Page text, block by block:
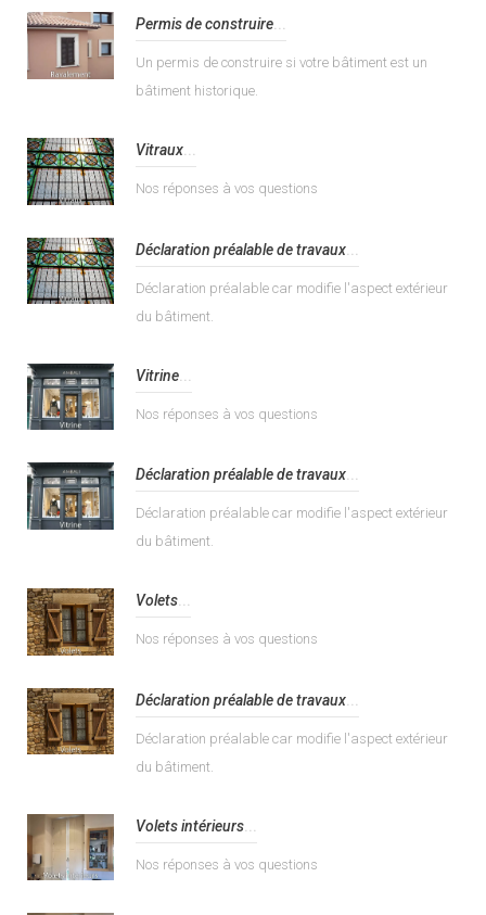
Permis de construire...
Un permis de construire si votre bâtiment est un
bâtiment historique.
Vitraux...
Nos réponses à vos questions
Déclaration préalable de travaux
Déclaration préalable car modifie l'aspect extérieur
du bâtiment.
Vitrine
Nos réponses à vos questions
Déclaration préalable de travaux...
Déclaration préalable car modifie l'aspect extérieur
du bâtiment.
Volets...
Nos réponses à vos questions
Déclaration préalable de travaux
Déclaration préalable car modifie l'aspect extérieur
du bâtiment.
Volets intérieurs
Nos réponses à vos questions